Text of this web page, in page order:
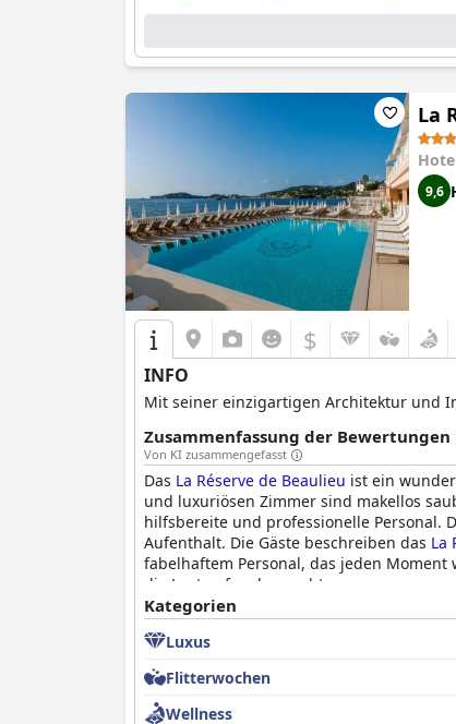
La
9,6
$
INFO
Mit seiner einzigartigen Architektur und
Zusammenfassung der Bewertungen
Von KI zusammengefasst
Das La Réserve de Beaulieu ist ein
und luxuriösen Zimmer sind makellos
hilfsbereite und professionelle Personal.
Aufenthalt. Die Gäste beschreiben das La
fabelhaftem Personal, das jeden
die Lust auf mehr macht.
Kategorien
Luxus
Flitterwochen
Wellness